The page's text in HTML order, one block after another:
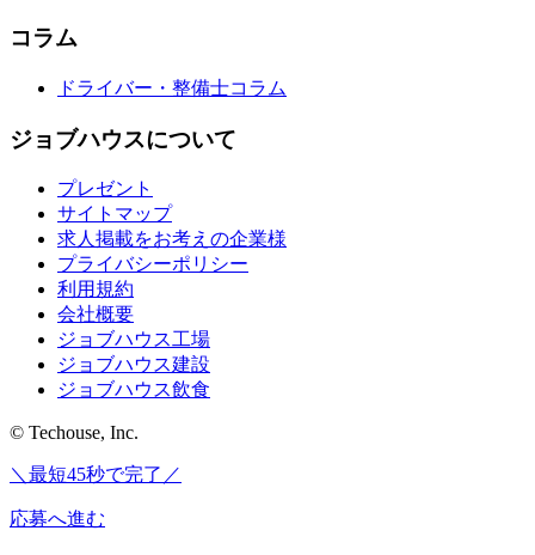
コラム
ドライバー・整備士コラム
ジョブハウスについて
プレゼント
サイトマップ
求人掲載をお考えの企業様
プライバシーポリシー
利用規約
会社概要
ジョブハウス工場
ジョブハウス建設
ジョブハウス飲食
© Techouse, Inc.
＼最短45秒で完了／
応募へ進む